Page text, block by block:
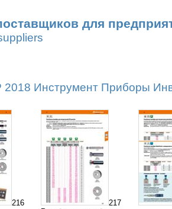
для
2018 Инструмент Приборы
216
217